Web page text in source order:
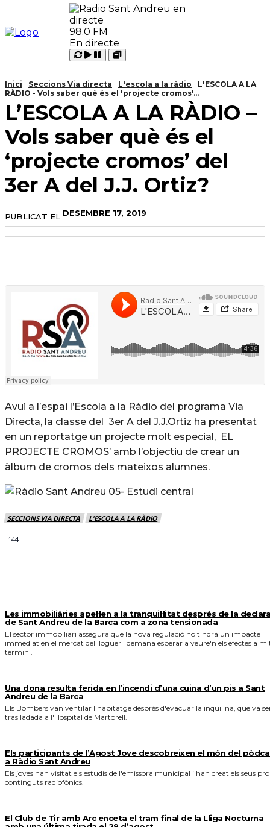
98.0 FM
En directe
Carregant
Reproduir
Pausar
Open
Inici Seccions Via directa L'escola a la ràdio
L'ESCOLA A LA
RÀDIO - Vols saber què és el 'projecte cromos'...
L’ESCOLA A LA RÀDIO –
Vols saber què és el
‘projecte cromos’ del
3er A del J.J. Ortiz?
PUBLICAT EL DESEMBRE 17, 2019
Avui a l’espai l’Escola a la Ràdio del programa Via
Directa, la classe del 3er A del J.J.Ortiz ha presentat
en un reportatge un projecte molt especial, EL
PROJECTE CROMOS’ amb l’objectiu de crear un
àlbum de cromos dels mateixos alumnes.
SECCIONS VIA DIRECTA L'ESCOLA A LA RÀDIO
144
Les immobiliàries apel·len a la tranquil·litat després de la
de Sant Andreu de la Barca com a zona tensionada
El sector immobiliari assegura que la nova regulació no tindrà un impacte
immediat en el mercat del lloguer i demana esperar a veure'n els efectes a
termini.
Una dona resulta ferida en l’incendi d’una cuina d’un pis a Sant
Andreu de la Barca
Els Bombers van ventilar l'habitatge després d'evacuar la inquilina, que va
traslladada a l'Hospital de Martorell.
Els participants de l’Agost Jove descobreixen el món del
a Ràdio Sant Andreu
Els joves han visitat els estudis de l'emissora municipal i han creat els seus
continguts radiofònics.
El Club de Tir amb Arc enceta el tram final de la Lliga Nocturna